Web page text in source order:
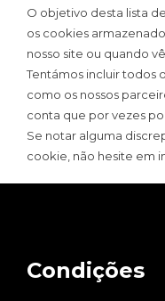
O objetivo desta lista
os cookies
nosso site ou quando
Tentámos incluir todos
como os nossos
conta que por vezes
Se notar alguma
cookie, não hesite em
Condições